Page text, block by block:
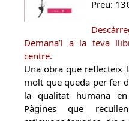
Preu:
Demana’l a la teva
centre.
Una obra que reflecteix
molt que queda per fer
la qualitat humana en
Pàgines que